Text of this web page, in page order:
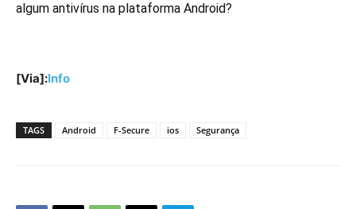
algum antivírus na plataforma Android?
[Via]:Info
TAGS Android F-Secure ios Segurança